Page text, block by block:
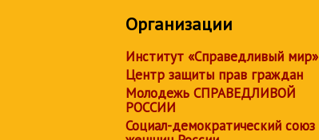
Организации
Институт «Справедливый мир»
Центр защиты прав граждан
Молодежь СПРАВЕДЛИВОЙ
РОССИИ
Социал-демократический союз